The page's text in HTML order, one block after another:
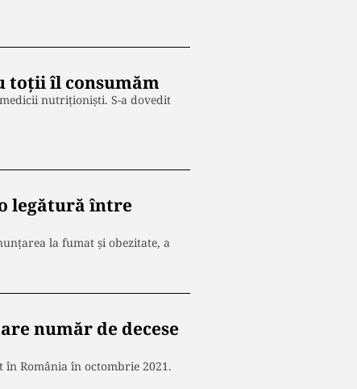
toții îl consumăm
nutriționiști. S-a dovedit
legătură între
la fumat şi obezitate, a
număr de decese
în România în octombrie 2021.